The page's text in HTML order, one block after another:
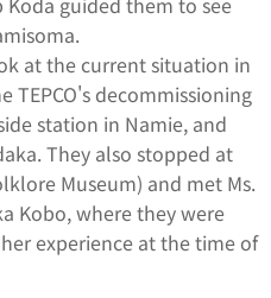
at the current situation in
TEPCO's decommissioning
station in Namie, and
They also stopped at
Museum) and met Ms.
Kobo, where they were
experience at the time of